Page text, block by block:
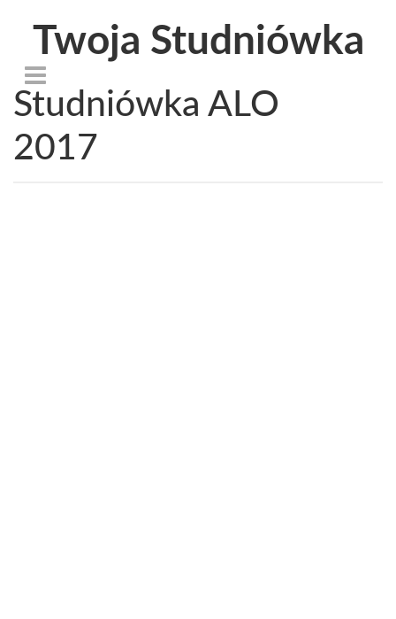
Twoja Studniówka
Studniówka ALO
2017